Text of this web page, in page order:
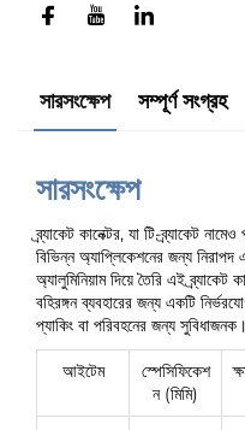
সারসংক্ষেপ সম্পূর্ণ সংগ্রহ
সারসংক্ষেপ
ব্র্যাকেট কানেক্টর, যা টি-ব্র্যাকেট
বিভিন্ন অ্যাপ্লিকেশনের জন্য নিরাপদ
অ্যালুমিনিয়াম দিয়ে তৈরি এই ব্র্যাকেট
বহিরঙ্গন ব্যবহারের জন্য একটি
প্যাকিং বা পরিবহনের জন্য সুবিধাজনক।
আইটেম
স্পেসিফিকেশ
ন (মিমি)